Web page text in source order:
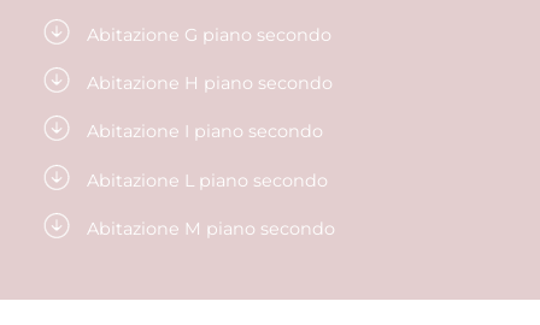
Abitazione G piano secondo
Abitazione H piano secondo
Abitazione I piano secondo
Abitazione L piano secondo
Abitazione M piano secondo